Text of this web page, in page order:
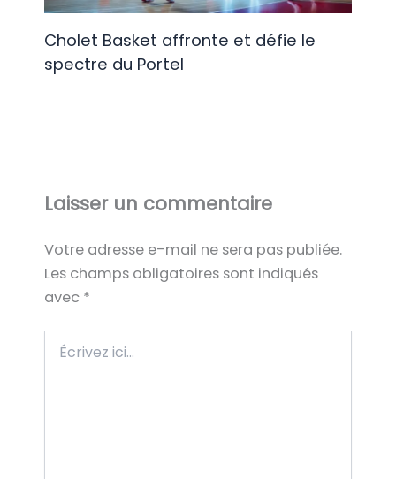
Cholet Basket affronte et défie le
spectre du Portel
Laisser un commentaire
Votre adresse e-mail ne sera pas publiée.
Les champs obligatoires sont indiqués
avec *
ici…